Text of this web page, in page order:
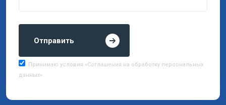
Отправить
Принимаю условия «Соглашения на обработку персональных
данных»